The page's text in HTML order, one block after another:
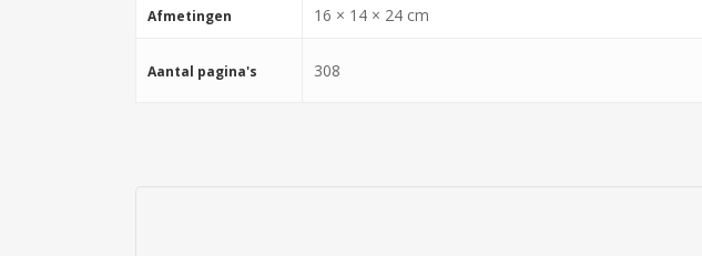
Afmetingen 16 × 14 × 24 cm
Aantal pagina's 308